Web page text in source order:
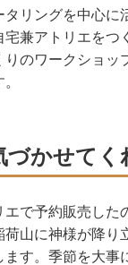
タリングを中心
兼アトリエを
のワークショ
づかせてく
で予約販売し
山に神様が降
す。季節を大